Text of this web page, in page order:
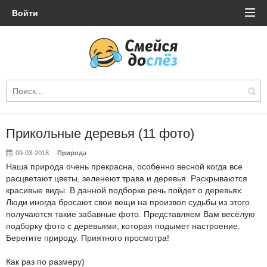
Войти
Прикольные деревья (11 фото)
09-03-2018 Природа
Наша природа очень прекрасна, особенно весной когда все
расцветают цветы, зеленеют трава и деревья. Раскрываются
красивые виды. В данной подборке речь пойдет о деревьях.
Люди иногда бросают свои вещи на произвол судьбы из этого
получаются такие забавные фото. Представляем Вам весёлую
подборку фото с деревьями, которая подымет настроение.
Берегите природу. Приятного просмотра!
Как раз по размеру)